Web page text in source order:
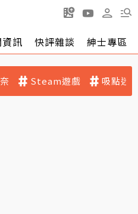
訊 快評雜談 紳士專區
Steam遊戲 吸點迷